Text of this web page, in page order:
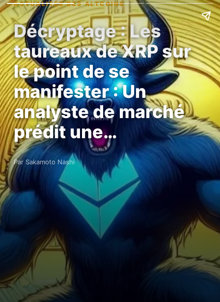
ACTUALITÉS DES ALTCOINS
Décryptage : Les
taureaux de XRP sur
le point de se
manifester : Un
analyste de marché
prédit une…
Par Sakamoto Nashi